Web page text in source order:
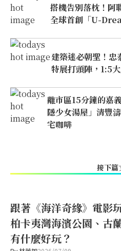
搭機告別落枕！阿
全球首創「U-
建築迷必朝聖！忠
特展打頭陣，1:5
離市區15分鐘的嘉
隱少女湯屋」清豐
宅咖啡
接下篇
跟著《海洋奇緣》電影
柏卡夷灣海濱公園、古
有什麼好玩？